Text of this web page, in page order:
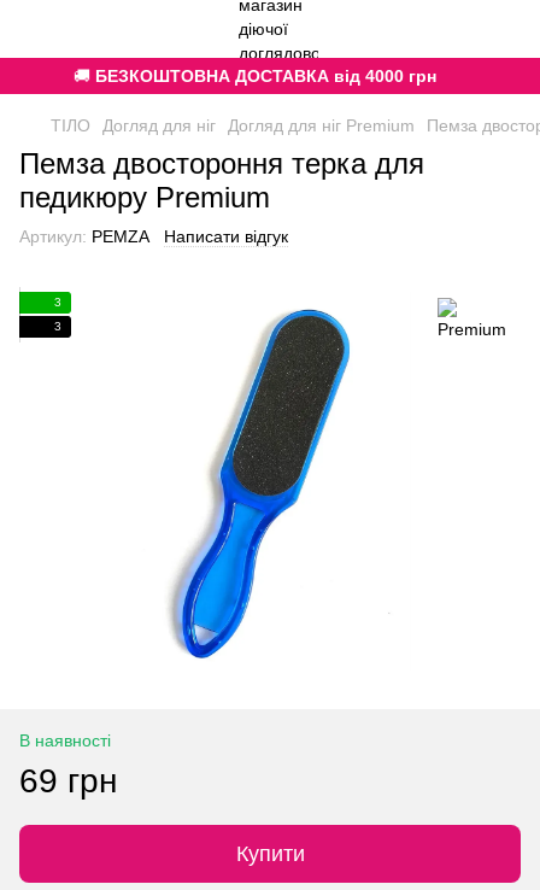
🚚 БЕЗКОШТОВНА ДОСТАВКА від 4000 грн
ТІЛО Догляд для ніг Догляд для ніг Premium Пемза
Пемза двостороння терка для
педикюру Premium
Артикул: PEMZA Написати відгук
3
3
В наявності
69 грн
Купити